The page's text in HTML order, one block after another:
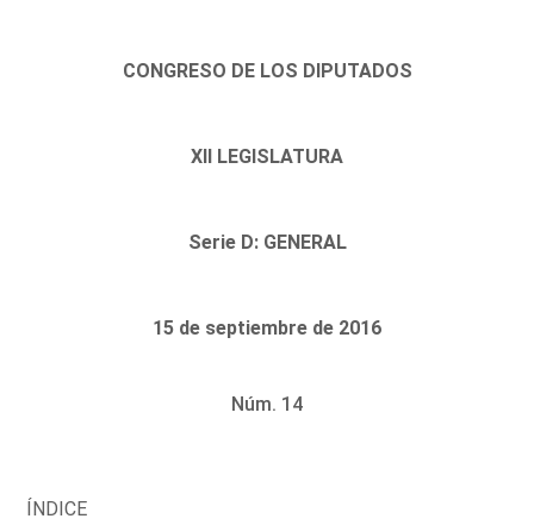
CONGRESO DE LOS DIPUTADOS
XII LEGISLATURA
Serie D: GENERAL
15 de septiembre de 2016
Núm. 14
ÍNDICE